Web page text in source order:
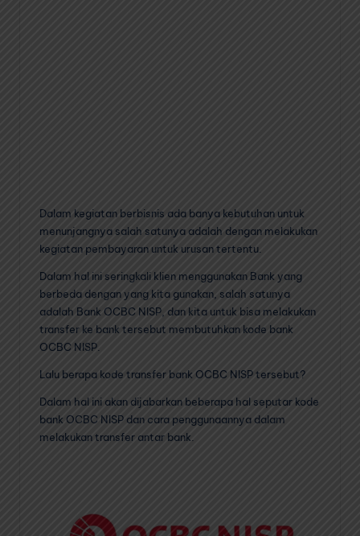
Dalam kegiatan berbisnis ada banya kebutuhan untuk
menunjangnya salah satunya adalah dengan melakukan
kegiatan pembayaran untuk urusan tertentu.
Dalam hal ini seringkali klien menggunakan Bank yang
berbeda dengan yang kita gunakan, salah satunya
adalah Bank OCBC NISP, dan kita untuk bisa melakukan
transfer ke bank tersebut membutuhkan kode bank
OCBC NISP.
Lalu berapa kode transfer bank OCBC NISP tersebut?
Dalam hal ini akan dijabarkan beberapa hal seputar kode
bank OCBC NISP dan cara penggunaannya dalam
melakukan transfer antar bank.